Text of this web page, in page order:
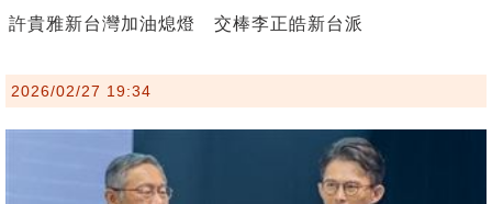
許貴雅新台灣加油熄燈 交棒李正皓新台派
2026/02/27 19:34